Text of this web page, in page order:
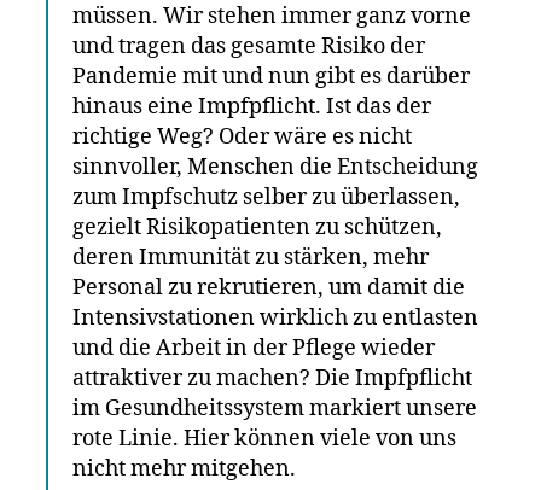
müssen. Wir stehen immer ganz vorne
und tragen das gesamte Risiko der
Pandemie mit und nun gibt es darüber
hinaus eine Impfpflicht. Ist das der
richtige Weg? Oder wäre es nicht
sinnvoller, Menschen die Entscheidung
zum Impfschutz selber zu überlassen,
gezielt Risikopatienten zu schützen,
deren Immunität zu stärken, mehr
Personal zu rekrutieren, um damit die
Intensivstationen wirklich zu entlasten
und die Arbeit in der Pflege wieder
attraktiver zu machen? Die Impfpflicht
im Gesundheitssystem markiert unsere
rote Linie. Hier können viele von uns
nicht mehr mitgehen.